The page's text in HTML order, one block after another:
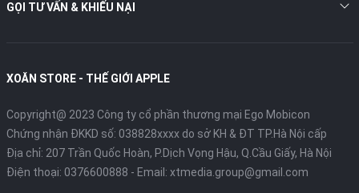
GỌI TƯ VẤN & KHIẾU NẠI
XOĂN STORE - THẾ GIỚI APPLE
Copyright@ 2023 Công ty cổ phần thương mại Ego Mobicon
Chứng nhận ĐKKD số: 038828xxxx do sở KH & ĐT TP.Hà Nội cấp
Địa chỉ: 207 Trần Quốc Hoàn, P.Dịch Vọng Hậu, Q.Cầu Giấy, Hà Nội
Điện thoại: 0376600888 - Email: xtmedia.group@gmail.com